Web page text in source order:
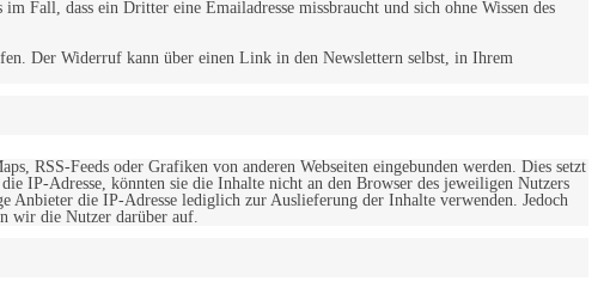
Fall, dass ein Dritter eine Emailadresse missbraucht und sich ohne Wissen des
Der Widerruf kann über einen Link in den Newslettern selbst, in Ihrem
RSS-Feeds oder Grafiken von anderen Webseiten eingebunden werden. Dies setzt
IP-Adresse, könnten sie die Inhalte nicht an den Browser des jeweiligen Nutzers
die IP-Adresse lediglich zur Auslieferung der Inhalte verwenden. Jedoch
wir die Nutzer darüber auf.